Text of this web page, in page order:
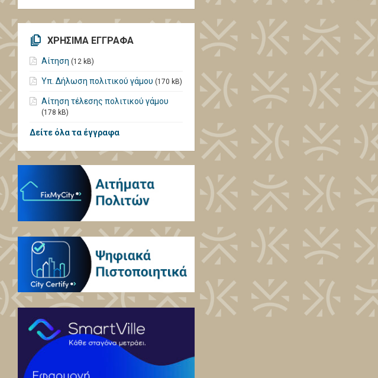
ΧΡΗΣΙΜΑ ΕΓΓΡΑΦΑ
Αίτηση (12 kB)
Υπ. Δήλωση πολιτικού γάμου (170 kB)
Αίτηση τέλεσης πολιτικού γάμου
(178 kB)
Δείτε όλα τα έγγραφα